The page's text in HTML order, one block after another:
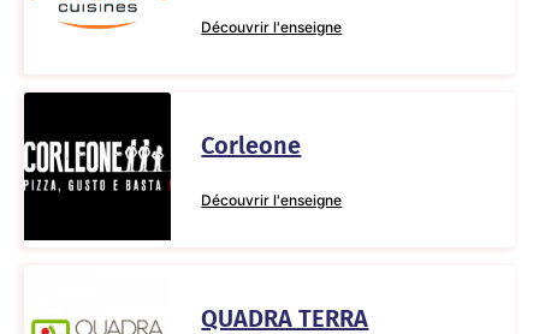
Découvrir l'enseigne
Corleone
Découvrir l'enseigne
QUADRA TERRA